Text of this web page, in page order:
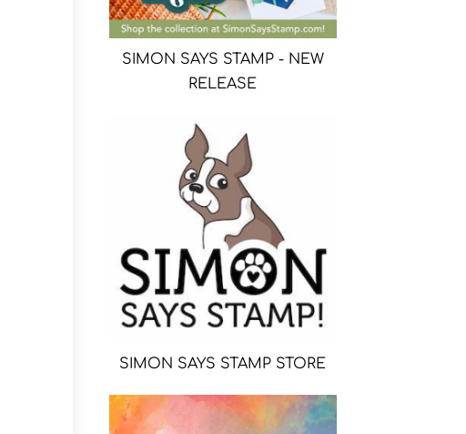
SIMON SAYS STAMP - NEW
RELEASE
SIMON SAYS STAMP STORE